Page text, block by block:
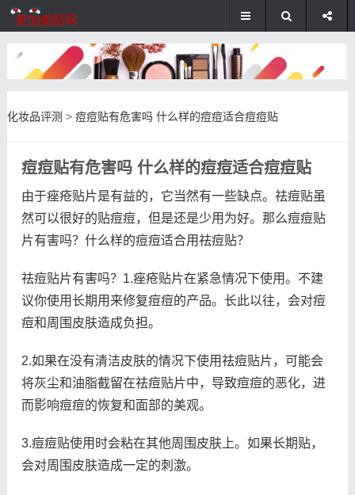
化妆品评测 > 痘痘贴有危害吗 什么样的痘痘适合痘痘贴
痘痘贴有危害吗 什么样的痘痘适合痘痘贴
由于痤疮贴片是有益的，它当然有一些缺点。祛痘贴虽
然可以很好的贴痘痘，但是还是少用为好。那么痘痘贴
片有害吗？什么样的痘痘适合用祛痘贴？
祛痘贴片有害吗？1.痤疮贴片在紧急情况下使用。不建
议你使用长期用来修复痘痘的产品。长此以往，会对痘
痘和周围皮肤造成负担。
2.如果在没有清洁皮肤的情况下使用祛痘贴片，可能会
将灰尘和油脂截留在祛痘贴片中，导致痘痘的恶化，进
而影响痘痘的恢复和面部的美观。
3.痘痘贴使用时会粘在其他周围皮肤上。如果长期贴，
会对周围皮肤造成一定的刺激。